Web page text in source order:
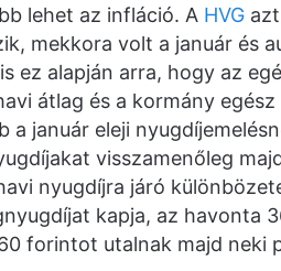
lehet az infláció. A HVG
mekkora volt a január és
ez alapján arra, hogy az
átlag és a kormány
a január eleji
visszamenőleg
nyugdíjra járó
kapja, az havonta
forintot utalnak majd neki